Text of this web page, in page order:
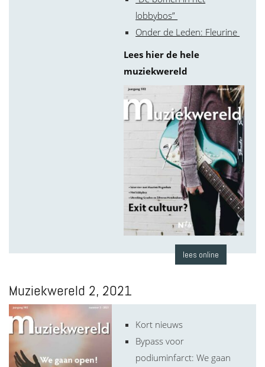
lobbybos”
Onder de Leden: Fleurine
Lees hier de hele
muziekwereld
lees online
Muziekwereld 2, 2021
Kort nieuws
Bypass voor
podiuminfarct: We gaan